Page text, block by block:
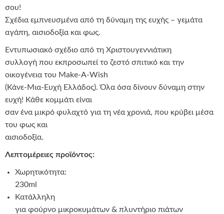
σου!
Σχέδια εμπνευσμένα από τη δύναμη της ευχής – γεμάτα
αγάπη, αισιοδοξία και φως.
Εντυπωσιακό σχέδιο από τη Χριστουγεννιάτικη
συλλογή που εκπροσωπεί το ζεστό σπιτικό και την
οικογένεια του Make-A-Wish
(Κάνε-Μια-Ευχή Ελλάδος). Όλα όσα δίνουν δύναμη στην
ευχή! Κάθε κομμάτι είναι
σαν ένα μικρό φυλαχτό για τη νέα χρονιά, που κρύβει μέσα
του φως και
αισιοδοξία.
Λεπτομέρειες προϊόντος:
Χωρητικότητα:
230ml
Κατάλληλη
για φούρνο μικροκυμάτων & πλυντήριο πιάτων